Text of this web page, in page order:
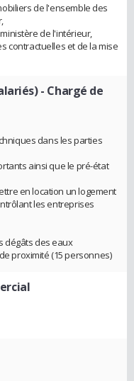
de l'ensemble des
de l'intérieur,
contractuelles et de la mise
- Chargé de
dans les parties
ainsi que le pré-état
en location un logement
les entreprises
dégâts des eaux
proximité (15 personnes)